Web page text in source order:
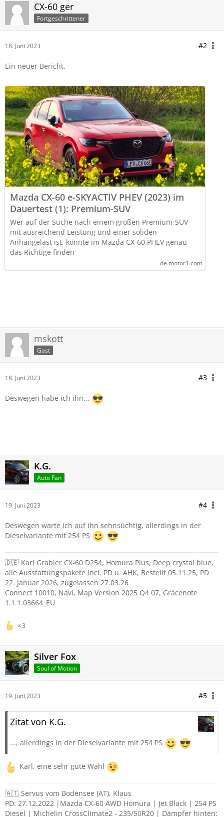
CX-60 ger
Fortgeschrittener
18. Juni 2023 #2
Ein neuer Bericht.
Mazda CX-60 e-SKYACTIV PHEV (2023) im
Dauertest (1): Premium-SUV
Wer auf der Suche nach einem großen Premium-SUV
mit ausreichend Leistung und einer soliden
Anhängelast ist, könnte im Mazda CX-60 PHEV genau
das Richtige finden
de.motor1.com
mskott
Gast
18. Juni 2023 #3
Deswegen habe ich ihn...
K.G.
Auto Fan
19. Juni 2023 #4
Deswegen warte ich auf ihn sehnsüchtig, allerdings in der
Dieselvariante mit 254 PS
🇩🇪 Karl Grabler CX-60 D254, Homura Plus, Deep crystal blue,
alle Ausstattungspakete incl. PD u. AHK, Bestellt 05.11.25, PD
22. Januar 2026, zugelassen 27.03.26
Connect 10010, Navi, Map Version 2025 Q4 07, Gracenote
1.1.1.03664_EU
3
Silver Fox
Soul of Motion
19. Juni 2023 #5
Zitat von K.G.
..., allerdings in der Dieselvariante mit 254 PS
Karl, eine sehr gute Wahl
🇦🇹 Servus vom Bodensee (AT), Klaus
PD: 27.12.2022 |Mazda CX-60 AWD Homura | Jet Black | 254 PS
Diesel | Michelin CrossClimate2 - 235/50R20 | Dämpfer hinten: